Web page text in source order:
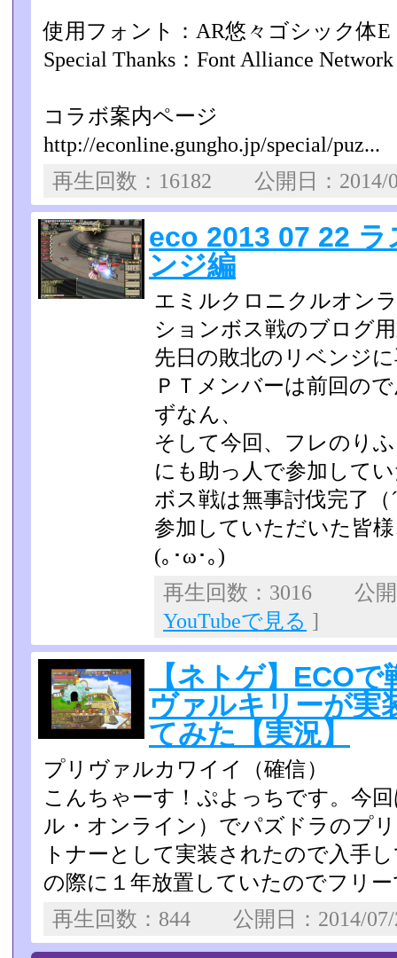
使用フォント：AR悠々ゴシック体E
Special Thanks：Font Alliance Network
コラボ案内ページ
http://econline.gungho.jp/special/puz...
再生回数：16182 公開日：
eco 2013 07 22
ンジ編
エミルクロニクルオン
ションボス戦のブログ
先日の敗北のリベンジ
ＰＴメンバーは前回の
ずなん、
そして今回、フレのり
にも助っ人で参加して
ボス戦は無事討伐完了（
参加していただいた皆
(｡･ω･｡)ゞ
再生回数：3016 公
YouTubeで見る ]
【ネトゲ】ECO
ヴァルキリーが実
てみた【実況】
プリヴァルカワイイ（確信）
こんちゃーす！ぷよっちです。今
ル・オンライン）でパズ­ドラのプ
トナーとして実装されたので入手
の際に１年放置していたのでフリ
再生回数：844 公開日：